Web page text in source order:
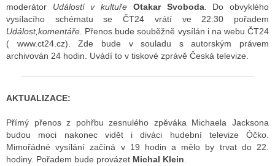
moderátor Událostí v kultuře Otakar Svoboda. Do obvyklého
vysílacího schématu se ČT24 vrátí ve 22:30 pořadem
Událost,komentáře . Přenos bude souběžně vysílán i na webu ČT24
( www.ct24.cz). Zde bude v souladu s autorským právem
archivován 24 hodin. Uvádí to v tiskové zprávě Česká televize.
AKTUALIZACE:
Přímý přenos z pohřbu zesnulého zpěváka Michaela Jacksona
budou moci nakonec vidět i diváci hudební televize Óčko.
Mimořádné vysílání začíná v 19 hodin a mělo by trvat do 22.
hodiny. Pořadem bude provázet Michal Klein